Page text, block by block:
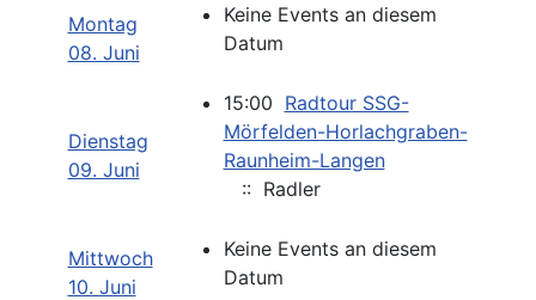
Montag
08. Juni
Keine Events an diesem
Datum
Dienstag
09. Juni
15:00 Radtour SSG-
Mörfelden-Horlachgraben-
Raunheim-Langen
:: Radler
Mittwoch
10. Juni
Keine Events an diesem
Datum